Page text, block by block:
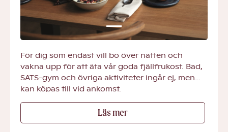
För dig som endast vill bo över natten och
vakna upp för att äta vår goda fjällfrukost. Bad,
SATS-gym och övriga aktiviteter ingår ej, men
kan köpas till vid ankomst.
Detta ingår
Läs mer